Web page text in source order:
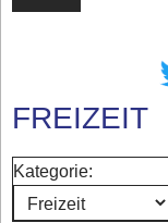
FREIZEIT
Kategorie: